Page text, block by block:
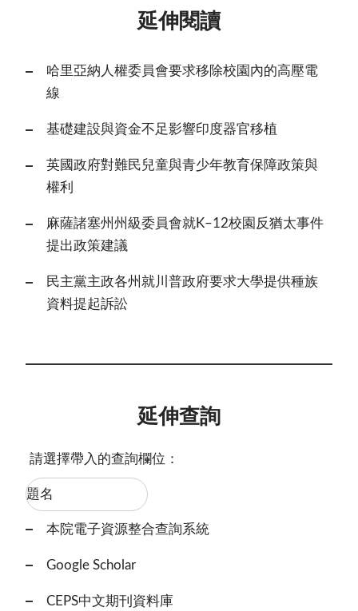
延伸閱讀
哈里亞納人權委員會要求移除校園內的高壓電
線
基礎建設與資金不足影響印度器官移植
英國政府對難民兒童與青少年教育保障政策與
權利
麻薩諸塞州州級委員會就K–12校園反猶太事件
提出政策建議
民主黨主政各州就川普政府要求大學提供種族
資料提起訴訟
延伸查詢
請選擇帶入的查詢欄位：
本院電子資源整合查詢系統
Google Scholar
CEPS中文期刊資料庫